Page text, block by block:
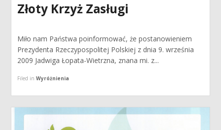
Złoty Krzyż Zasługi
Miło nam Państwa poinformować, że postanowieniem
Prezydenta Rzeczypospolitej Polskiej z dnia 9. września
2009 Jadwiga Łopata-Wietrzna, znana mi. z...
Filed inWyróżnienia